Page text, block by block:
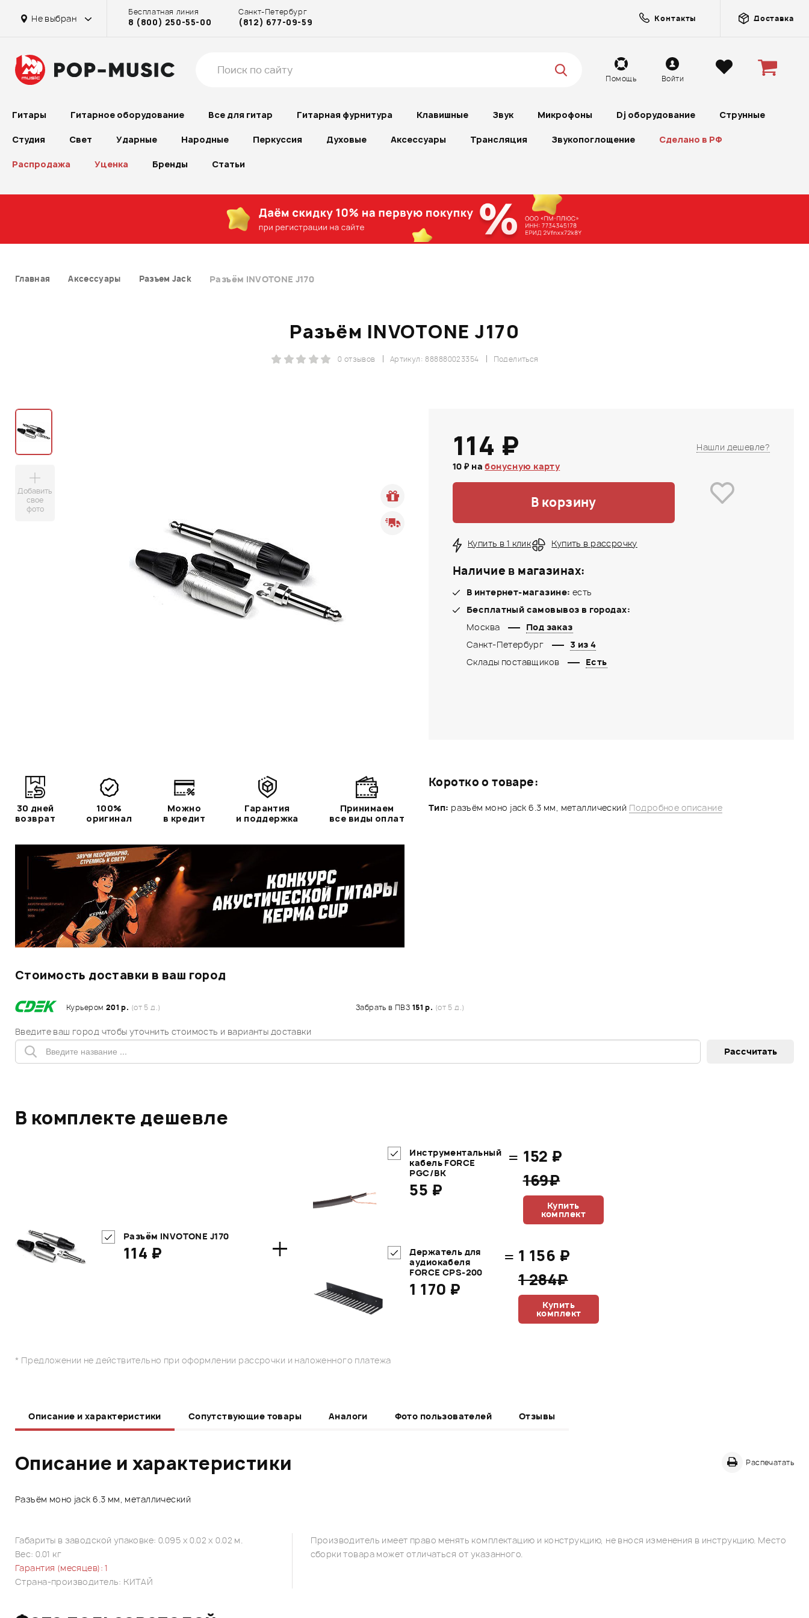
Не выбран
Бесплатная линия
8 (800) 250-55-00
Санкт-Петербург
(812) 677-09-59 Контакты Доставка
Помощь Войти
Гитары Гитарное оборудование Все для гитар Гитарная фурнитура Клавишные Звук Микрофоны Dj оборудование Струнные
Студия Свет Ударные Народные Перкуссия Духовые Аксессуары Трансляция Звукопоглощение Сделано в РФ
Распродажа Уценка Бренды Статьи
Главная Аксессуары Разъем Jack Разъём INVOTONE J170
Разъём INVOTONE J170
Поделиться
Артикул: 888880023354
0 отзывов
Добавить
свое
фото
Коротко о товаре:
Тип: разъём моно jack 6.3 мм, металлический Подробное описание
114 ₽
10 ₽ набонусную карту
Нашли дешевле?
В корзину
Купить в 1 клик Купить в рассрочку
Наличие в магазинах:
В интернет-магазине: есть
Бесплатный самовывоз в городах:
Москва
Под заказ
Санкт-Петербург
3 из 4
Склады поставщиков
Есть
30 дней
возврат
100%
оригинал
Можно
в кредит
Гарантия
и поддержка
Принимаем
все виды оплат
Стоимость доставки в ваш город
Курьером 201 р. (от 5 д.) Забрать в ПВЗ 151 р. (от 5 д.)
Введите ваш город чтобы уточнить стоимость и варианты доставки
В комплекте дешевле
Разъём INVOTONE J170
114 ₽ +
Инструментальный
кабель FORCE
PGC/BK
55 ₽
= 152 ₽
169₽
Купить
комплект
Держатель для
аудиокабеля
FORCE CPS-200
1 170 ₽
= 1 156 ₽
1 284₽
Купить
комплект
* Предложении не действительно при оформлении рассрочки и наложенного платежа
Описание и характеристики Сопутствующие товары Аналоги Фото пользователей Отзывы
Описание и характеристики Распечатать
Разъём моно jack 6.3 мм, металлический
Габариты в заводской упаковке: 0.095 x 0.02 x 0.02 м.
Вес: 0.01 кг
Гарантия (месяцев): 1
Страна-производитель: КИТАЙ
Производитель имеет право менять комплектацию и конструкцию, не внося изменения в инструкцию. Место
сборки товара может отличаться от указанного.